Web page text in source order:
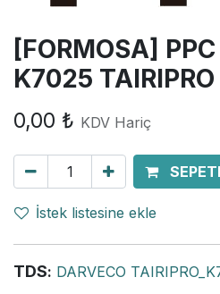
[FORMOSA]
K7025 TAIRIPRO
0,00 ₺ KDV Hariç
İstek listesine ekle
TDS: DARVECO